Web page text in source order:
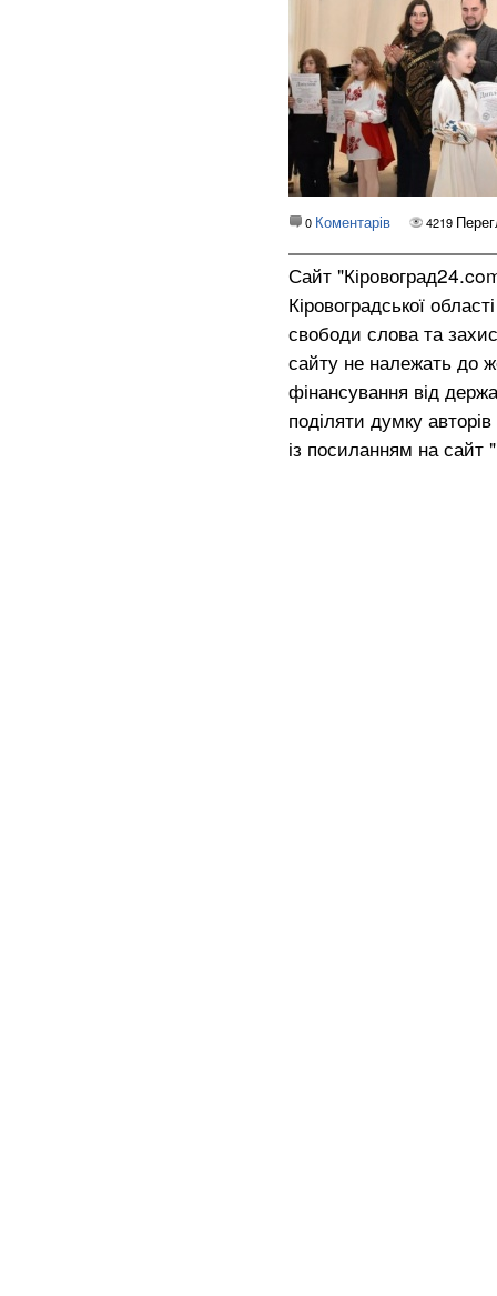
0 Коментарів 4219
Сайт
Кіровоградської
свободи слова та
сайту не належать до
фінансування від
поділяти думку
із посиланням на сайт